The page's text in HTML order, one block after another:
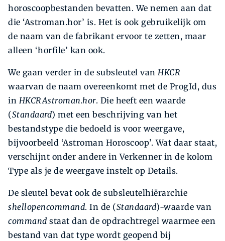
horoscoopbestanden bevatten. We nemen aan dat
die ‘Astroman.hor’ is. Het is ook gebruikelijk om
de naam van de fabrikant ervoor te zetten, maar
alleen ‘horfile’ kan ook.
We gaan verder in de subsleutel van HKCR
waarvan de naam overeenkomt met de ProgId, dus
in HKCRAstroman.hor. Die heeft een waarde
(Standaard) met een beschrijving van het
bestandstype die bedoeld is voor weergave,
bijvoorbeeld ‘Astroman Horoscoop’. Wat daar staat,
verschijnt onder andere in Verkenner in de kolom
Type als je de weergave instelt op Details.
De sleutel bevat ook de subsleutelhiërarchie
shellopencommand. In de (Standaard)-waarde van
command staat dan de opdrachtregel waarmee een
bestand van dat type wordt geopend bij